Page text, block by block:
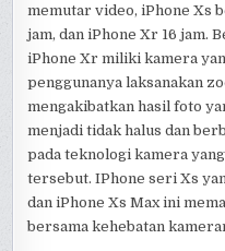
memutar video, iPhone Xs
jam, dan iPhone Xr 16 jam.
iPhone Xr miliki kamera
penggunanya laksanakan
mengakibatkan hasil foto
menjadi tidak halus dan
pada teknologi kamera
tersebut. IPhone seri Xs
dan iPhone Xs Max ini
bersama kehebatan